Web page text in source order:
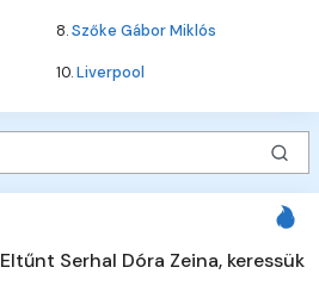
8.Szőke Gábor Miklós
10.Liverpool
Eltűnt Serhal Dóra Zeina, keressük